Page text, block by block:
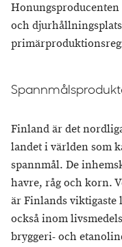
och
Finland är det
landet i världen som
spannmål. De
havre, råg och korn.
är Finlands viktigaste
också inom
bryggeri- och